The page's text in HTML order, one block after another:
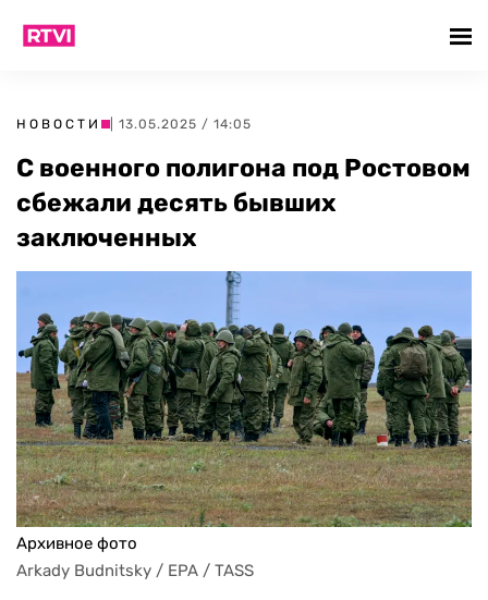
НОВОСТИ | 13.05.2025 / 14:05
С военного полигона под Ростовом
сбежали десять бывших
заключенных
Архивное фото
Arkady Budnitsky / EPA / TASS